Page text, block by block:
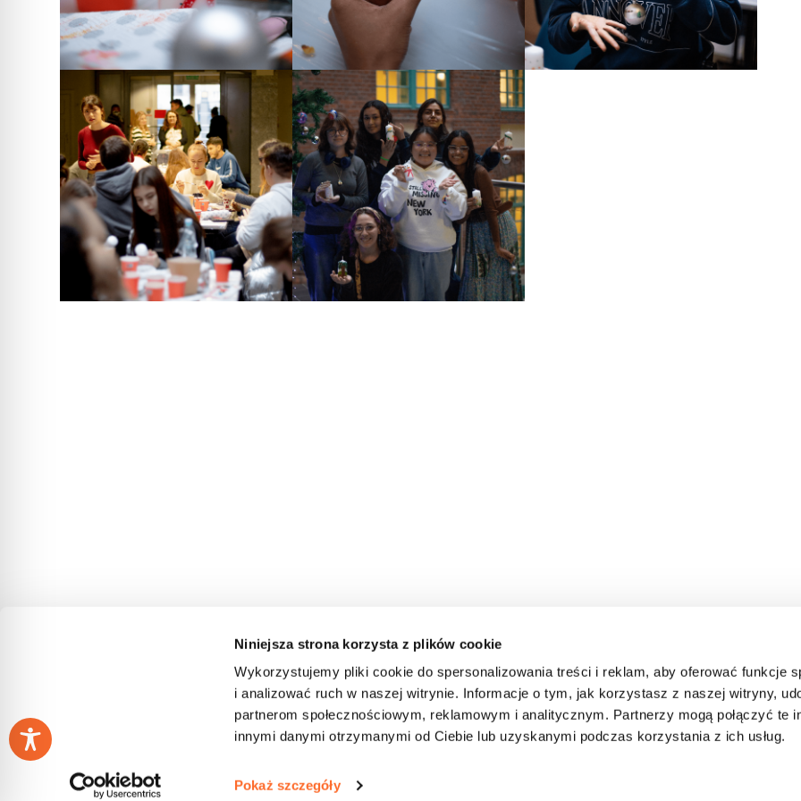
Niniejsza strona korzysta z plików cookie
Wykorzystujemy pliki cookie do spersonalizowania treści i reklam, aby oferować funkcje
i analizować ruch w naszej witrynie. Informacje o tym, jak korzystasz z naszej witryny,
partnerom społecznościowym, reklamowym i analitycznym. Partnerzy mogą połączyć te
innymi danymi otrzymanymi od Ciebie lub uzyskanymi podczas korzystania z ich usług.
Pokaż szczegóły